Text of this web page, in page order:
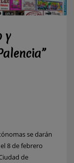
y
se darán
8 de febrero
de